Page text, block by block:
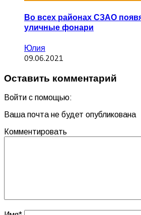
Во всех районах СЗАО
уличные фонари
Юлия
09.06.2021
Оставить комментарий
Войти с помощью:
Ваша почта не будет опубликована
Комментировать